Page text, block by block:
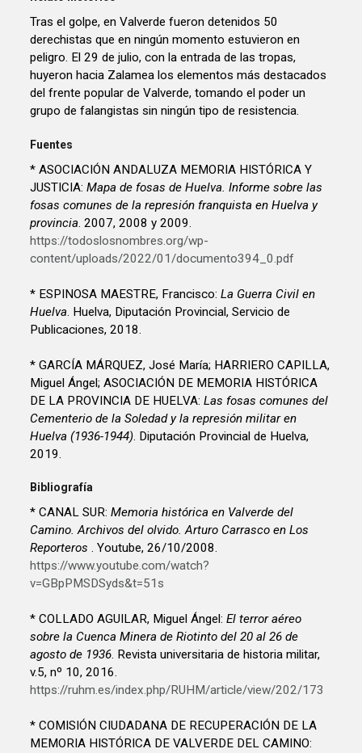
Tras el golpe, en Valverde fueron detenidos 50
derechistas que en ningún momento estuvieron en
peligro. El 29 de julio, con la entrada de las tropas,
huyeron hacia Zalamea los elementos más destacados
del frente popular de Valverde, tomando el poder un
grupo de falangistas sin ningún tipo de resistencia.
Fuentes
* ASOCIACIÓN ANDALUZA MEMORIA HISTÓRICA Y
JUSTICIA:Mapa de fosas de Huelva. Informe sobre las
fosas comunes de la represión franquista en Huelva y
provincia. 2007, 2008 y 2009.
https://todoslosnombres.org/wp-
content/uploads/2022/01/documento394_0.pdf
* ESPINOSA MAESTRE, Francisco:La Guerra Civil en
Huelva. Huelva, Diputación Provincial, Servicio de
Publicaciones, 2018.
* GARCÍA MÁRQUEZ, José María; HARRIERO CAPILLA,
Miguel Ángel; ASOCIACIÓN DE MEMORIA HISTÓRICA
DE LA PROVINCIA DE HUELVA:Las fosas comunes del
Cementerio de la Soledad y la represión militar en
Huelva (1936-1944). Diputación Provincial de Huelva,
2019.
Bibliografía
* CANAL SUR:Memoria histórica en Valverde del
Camino. Archivos del olvido. Arturo Carrasco en Los
Reporteros. Youtube, 26/10/2008.
https://www.youtube.com/watch?
v=GBpPMSDSyds&t=51s
* COLLADO AGUILAR, Miguel Ángel:El terror aéreo
sobre la Cuenca Minera de Riotinto del 20 al 26 de
agosto de 1936. Revista universitaria de historia militar,
v.5, nº 10, 2016.
https://ruhm.es/index.php/RUHM/article/view/202/173
* COMISIÓN CIUDADANA DE RECUPERACIÓN DE LA
MEMORIA HISTÓRICA DE VALVERDE DEL CAMINO: